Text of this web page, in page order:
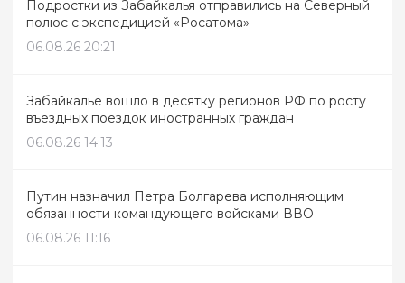
Подростки из Забайкалья отправились на Северный
полюс с экспедицией «Росатома»
06.08.26 20:21
Забайкалье вошло в десятку регионов РФ по росту
въездных поездок иностранных граждан
06.08.26 14:13
Путин назначил Петра Болгарева исполняющим
обязанности командующего войсками ВВО
06.08.26 11:16